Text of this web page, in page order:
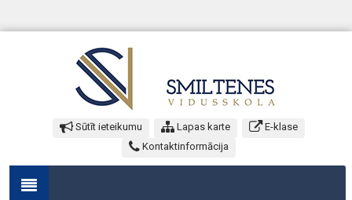
Sūtīt ieteikumu Lapas karte
E-klase
Kontaktinformācija